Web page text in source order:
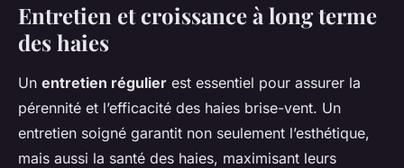
Entretien et croissance à long terme
des haies
Un entretien régulier est essentiel pour assurer la
pérennité et l’efficacité des haies brise-vent. Un
entretien soigné garantit non seulement l’esthétique,
mais aussi la santé des haies, maximisant leurs